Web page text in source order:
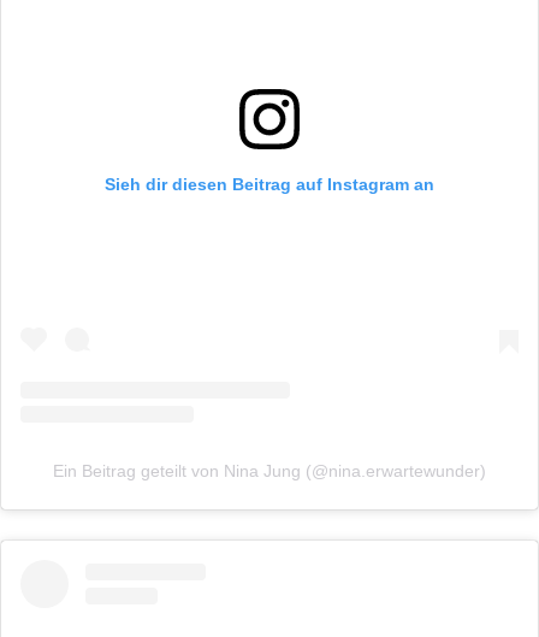
Sieh dir diesen Beitrag auf Instagram an
Ein Beitrag geteilt von Nina Jung (@nina.erwartewunder)